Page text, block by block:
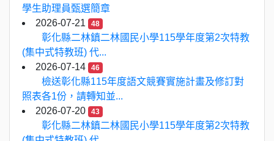
學生助理員甄選簡章
2026-07-21
48
彰化縣二林鎮二林國民小學115學年度第2次特教
(集中式特教班) 代...
2026-07-14
46
檢送彰化縣115年度語文競賽實施計畫及修訂對
照表各1份，請轉知並...
2026-07-20
43
彰化縣二林鎮二林國民小學115學年度第2次特教